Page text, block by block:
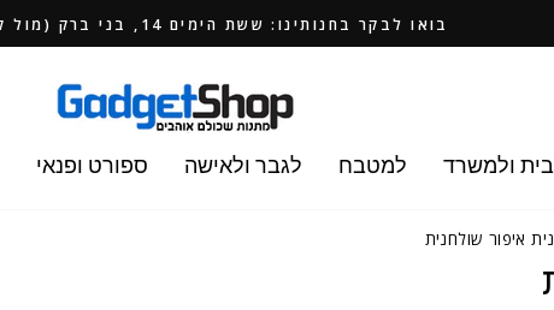
בואו לבקר בחנותינו: ששת הימים 14, בני ברק (מול קניון איילון)
ולמשרד למטבח לגבר ולאישה ספורט ופנאי
איפור שולחנית